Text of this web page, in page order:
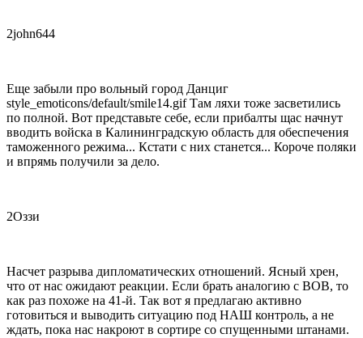
2john644
Еще забыли про вольный город Данциг
style_emoticons/default/smile14.gifТам ляхи тоже засветились
по полной. Вот представьте себе, если прибалты щас начнут
вводить войска в Калининградскую область для обеспечения
таможенного режима... Кстати с них станется... Короче поляки
и впрямь получили за дело.
2Оззи
Насчет разрыва дипломатических отношений. Ясный хрен,
что от нас ожидают реакции. Если брать аналогию с ВОВ, то
как раз похоже на 41-й. Так вот я предлагаю активно
готовиться и выводить ситуацию под НАШ контроль, а не
ждать, пока нас накроют в сортире со спущенными штанами.